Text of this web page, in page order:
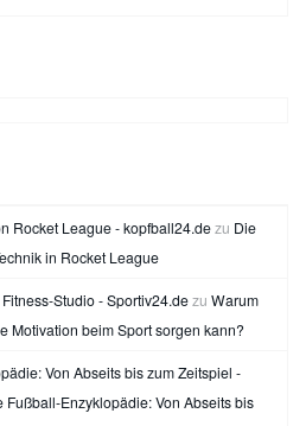
Rocket League - kopfball24.dezu Die
in Rocket League
Studio - Sportiv24.dezu Warum
Motivation beim Sport sorgen kann?
Von Abseits bis zum Zeitspiel -
Fußball-Enzyklopädie: Von Abseits bis